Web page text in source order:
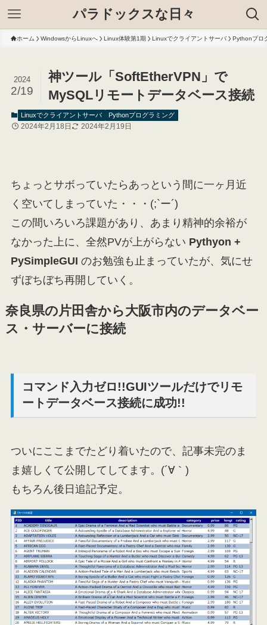
パラドックスな日々
ホーム WindowsからLinuxへ Linux体験第1期 Linuxでクライアントサーバ Pythonプロ
神ツール「SoftEtherVPN」で
MySQLリモートデータベース接続
2024
2/19
Linuxでクライアントサーバ Pythonプログラミング
2024年2月18日 2024年2月19日
ちょっとサボっていたらあっという間に一ヶ月近
く空いてしまっていた・・・(;`ー´)
この間いろいろ課題があり、あまり精神的余裕が
なかった上に、全然PVが上がらない Pythyon +
PySimpleGUI のお勉強も止まっていたが、気にせ
ずぼちぼち再開していく。
奈良県の片田舎から大阪市内のデータベー
ス・サーバーに接続
コマンド入力ゼロ!!GUIツールだけでリモ
ートデータベース接続に成功!!
ついにここまでたどり着いたので、記事未完のま
ま嬉しくて公開してしてます。(´∀｀)
もちろん後日追記予定。